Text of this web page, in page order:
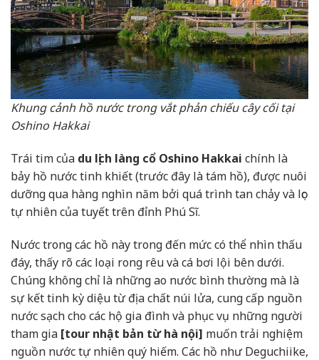
Khung cảnh hồ nước trong vắt phản chiếu cây cối tại
Oshino Hakkai
Trái tim của du lịch làng cổ Oshino Hakkai chính là
bảy hồ nước tinh khiết (trước đây là tám hồ), được nuôi
dưỡng qua hàng nghìn năm bởi quá trình tan chảy và lọc
tự nhiên của tuyết trên đỉnh Phú Sĩ.
Nước trong các hồ này trong đến mức có thể nhìn thấu
đáy, thấy rõ các loại rong rêu và cá bơi lội bên dưới.
Chúng không chỉ là những ao nước bình thường mà là
sự kết tinh kỳ diệu từ địa chất núi lửa, cung cấp nguồn
nước sạch cho các hộ gia đình và phục vụ những người
tham gia [tour nhật bản từ hà nội] muốn trải nghiệm
nguồn nước tự nhiên quý hiếm. Các hồ như Deguchiike,